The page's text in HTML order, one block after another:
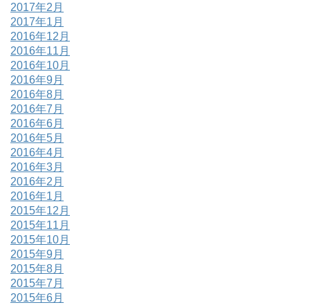
2017年2月
2017年1月
2016年12月
2016年11月
2016年10月
2016年9月
2016年8月
2016年7月
2016年6月
2016年5月
2016年4月
2016年3月
2016年2月
2016年1月
2015年12月
2015年11月
2015年10月
2015年9月
2015年8月
2015年7月
2015年6月